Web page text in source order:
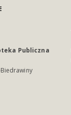
Publiczna